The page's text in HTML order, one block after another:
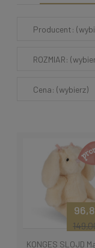
Producent:
ROZMIAR:
Cena: (wybierz)
KONGES SLOJD